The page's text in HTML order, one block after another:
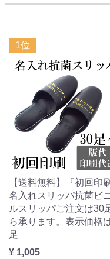
1位
【送料無料】『初回印刷
名入れスリッパ抗菌ビ
ルスリッパご注文は30
ら承ります。表示価格
足
¥ 1,005